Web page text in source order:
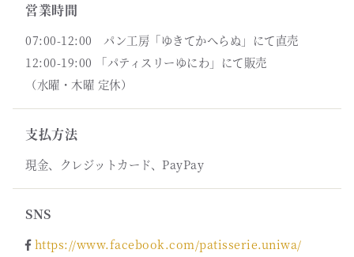
営業時間
07:00-12:00 パン工房「ゆきてかへらぬ」にて直売
12:00-19:00 「パティスリーゆにわ」にて販売
（水曜・木曜 定休）
支払方法
現金、クレジットカード、PayPay
SNS
https://www.facebook.com/patisserie.uniwa/